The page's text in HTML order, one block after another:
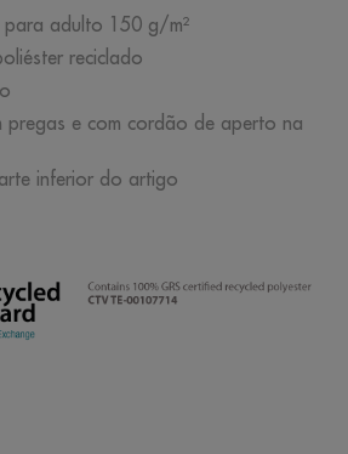
adulto 150 g/m²
reciclado
pregas e com cordão de aperto na
inferior do artigo